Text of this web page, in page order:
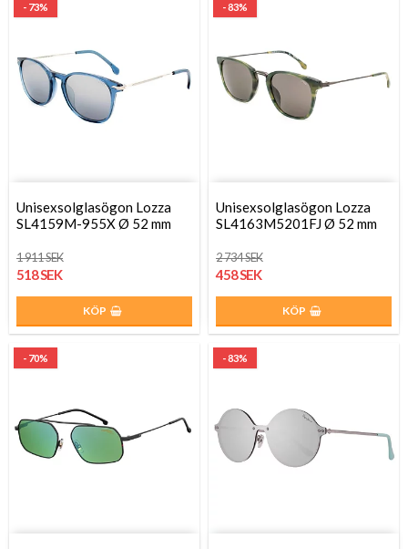
- 73%
Unisexsolglasögon Lozza
SL4159M-955X Ø 52 mm
1 911 SEK
518 SEK
KÖP
- 83%
Unisexsolglasögon Lozza
SL4163M5201FJ Ø 52 mm
2 734 SEK
458 SEK
KÖP
- 70% - 83%